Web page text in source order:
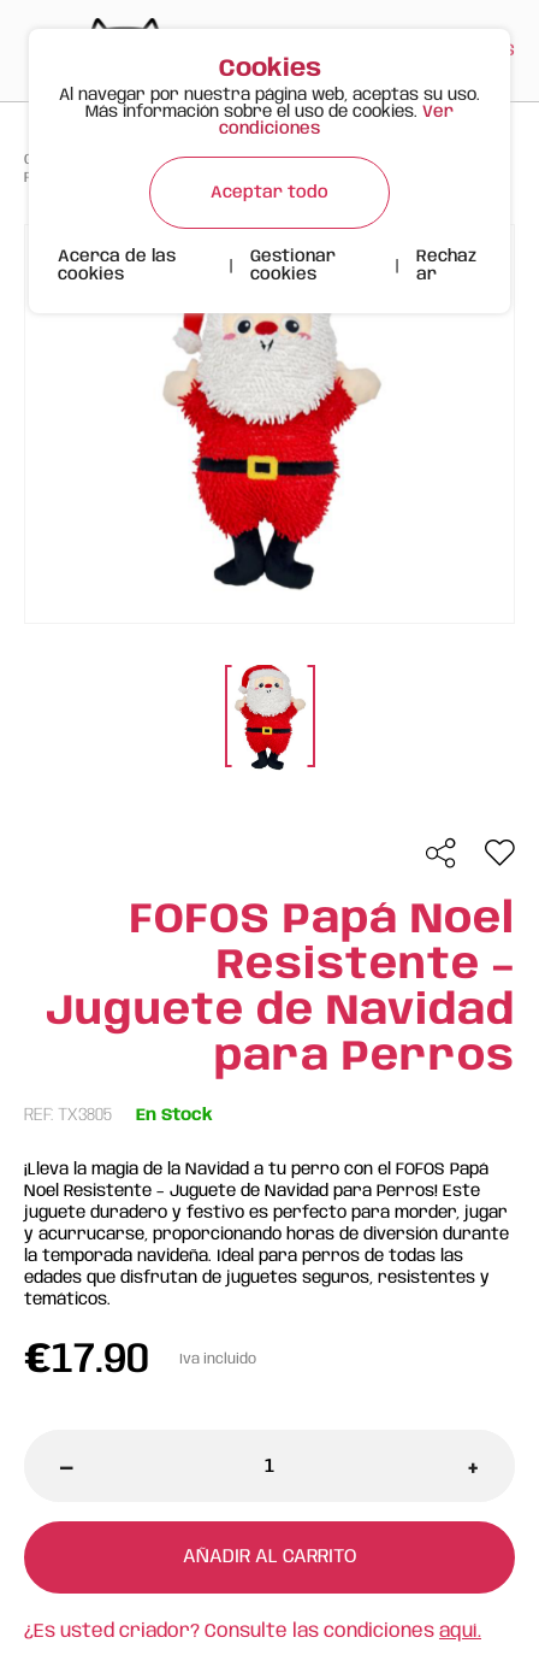
ES
Gato Feliz Productos > >
FOFOS Papá Noel Resistente – Juguete de Navidad para Perros
FOFOS Papá Noel
Resistente –
Juguete de Navidad
para Perros
REF: TX3805 En Stock
¡Lleva la magia de la Navidad a tu perro con el FOFOS Papá
Noel Resistente – Juguete de Navidad para Perros! Este
juguete duradero y festivo es perfecto para morder, jugar
y acurrucarse, proporcionando horas de diversión durante
la temporada navideña. Ideal para perros de todas las
edades que disfrutan de juguetes seguros, resistentes y
temáticos.
€17.90 Iva incluido
- +
AÑADIR AL CARRITO
¿Es usted criador? Consulte las condiciones aquí.
Cookies
Al navegar por nuestra página web, aceptas su uso.
Más información sobre el uso de cookies. Ver
condiciones
Aceptar todo
Acerca de las
cookies
Gestionar
cookies
Rechaz
ar